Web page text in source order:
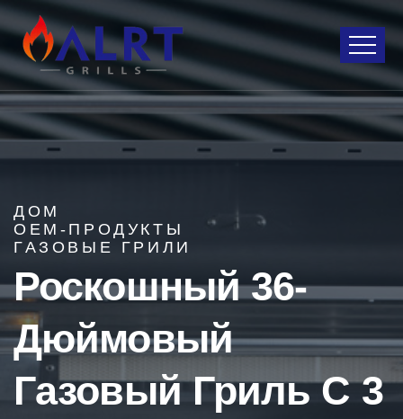
ДОМ
OEM-ПРОДУКТЫ
ГАЗОВЫЕ ГРИЛИ
Роскошный 36-
Дюймовый
Газовый Гриль С 3